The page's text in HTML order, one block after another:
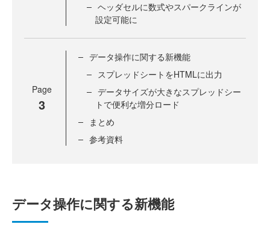
ヘッダセルに数式やスパークラインが
設定可能に
Page
3
データ操作に関する新機能
スプレッドシートをHTMLに出力
データサイズが大きなスプレッドシー
トで便利な増分ロード
まとめ
参考資料
データ操作に関する新機能